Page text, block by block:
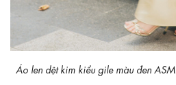
Áo len dệt kim kiểu gile màu đen